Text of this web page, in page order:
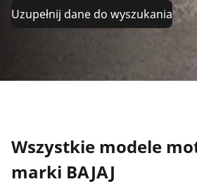
Uzupełnij dane do wyszukania
Wszystkie modele
marki BAJAJ